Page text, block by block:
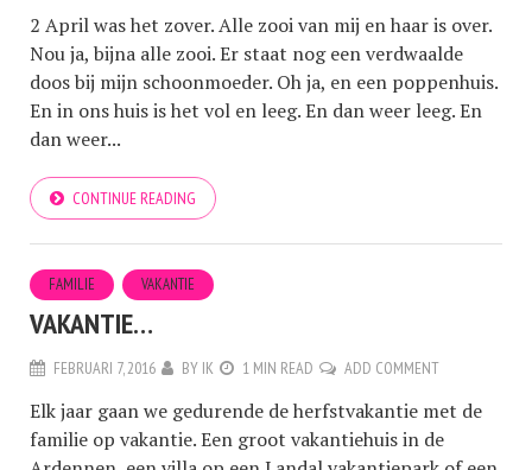
2 April was het zover. Alle zooi van mij en haar is over.
Nou ja, bijna alle zooi. Er staat nog een verdwaalde
doos bij mijn schoonmoeder. Oh ja, en een poppenhuis.
En in ons huis is het vol en leeg. En dan weer leeg. En
dan weer...
CONTINUE READING
FAMILIE VAKANTIE
VAKANTIE…
FEBRUARI 7, 2016 BY IK 1 MIN READ ADD COMMENT
Elk jaar gaan we gedurende de herfstvakantie met de
familie op vakantie. Een groot vakantiehuis in de